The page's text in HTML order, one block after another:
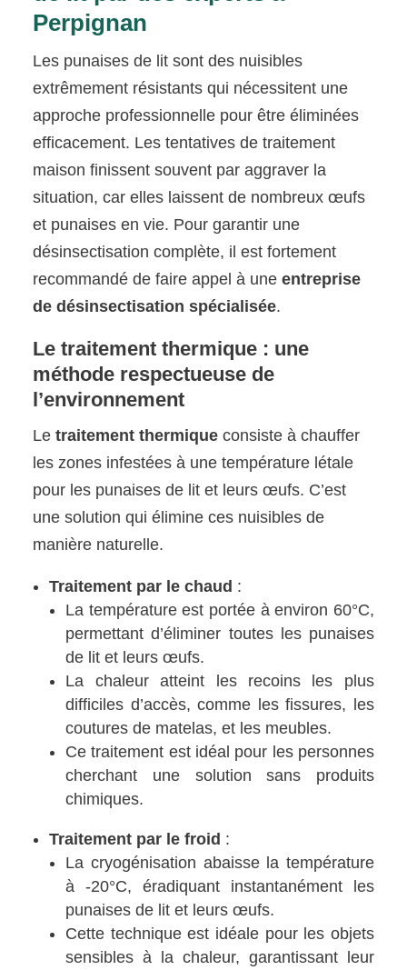
Perpignan
Les punaises de lit sont des nuisibles
extrêmement résistants qui nécessitent une
approche professionnelle pour être éliminées
efficacement. Les tentatives de traitement
maison finissent souvent par aggraver la
situation, car elles laissent de nombreux œufs
et punaises en vie. Pour garantir une
désinsectisation complète, il est fortement
recommandé de faire appel à uneentreprise
de désinsectisation spécialisée.
Le traitement thermique : une
méthode respectueuse de
l’environnement
Letraitement thermique consiste à chauffer
les zones infestées à une température létale
pour les punaises de lit et leurs œufs. C’est
une solution qui élimine ces nuisibles de
manière naturelle.
Traitement par le chaud :
La température est portée à environ 60°C,
permettant d’éliminer toutes les punaises
de lit et leurs œufs.
La chaleur atteint les recoins les plus
difficiles d’accès, comme les fissures, les
coutures de matelas, et les meubles.
Ce traitement est idéal pour les personnes
cherchant une solution sans produits
chimiques.
Traitement par le froid :
La cryogénisation abaisse la température
à -20°C, éradiquant instantanément les
punaises de lit et leurs œufs.
Cette technique est idéale pour les objets
sensibles à la chaleur, garantissant leur